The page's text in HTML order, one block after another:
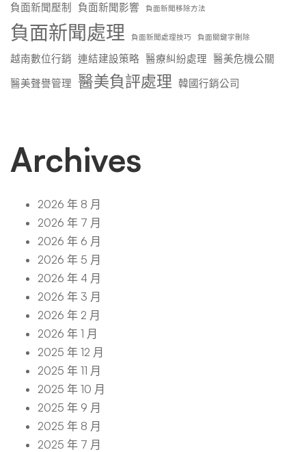
負面新聞壓制
負面新聞影響 負面新聞移除方法
負面新聞處理 負面新聞處理技巧 負面關鍵字刪除
越南數位行銷 連結建設策略 醫療糾紛處理 醫美危機公關
醫美聲譽管理 醫美負評處理 韓國行銷公司
Archives
2026 年 8 月
2026 年 7 月
2026 年 6 月
2026 年 5 月
2026 年 4 月
2026 年 3 月
2026 年 2 月
2026 年 1 月
2025 年 12 月
2025 年 11 月
2025 年 10 月
2025 年 9 月
2025 年 8 月
2025 年 7 月